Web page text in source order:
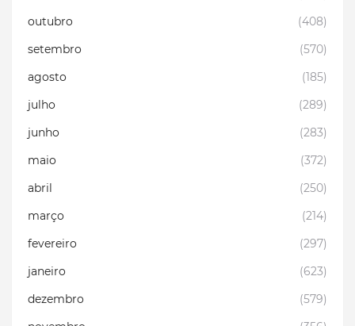
outubro
(408)
setembro
(570)
agosto
(185)
julho
(289)
junho
(283)
maio
(372)
abril
(250)
março
(214)
fevereiro
(297)
janeiro
(623)
dezembro
(579)